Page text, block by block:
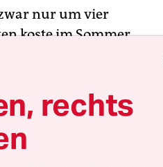
nur um vier
koste im Sommer
Johannes
Durch den
Euro eingespart
freilich
rechts